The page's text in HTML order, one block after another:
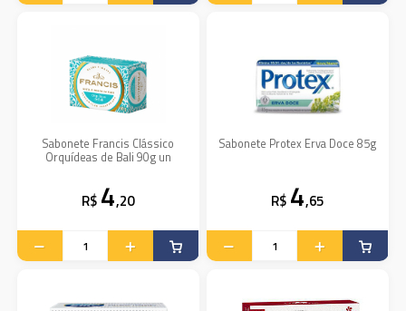
Sabonete Francis Clássico
Orquídeas de Bali 90g un
R$ 4,20
Sabonete Protex Erva Doce 85g
R$ 4,65